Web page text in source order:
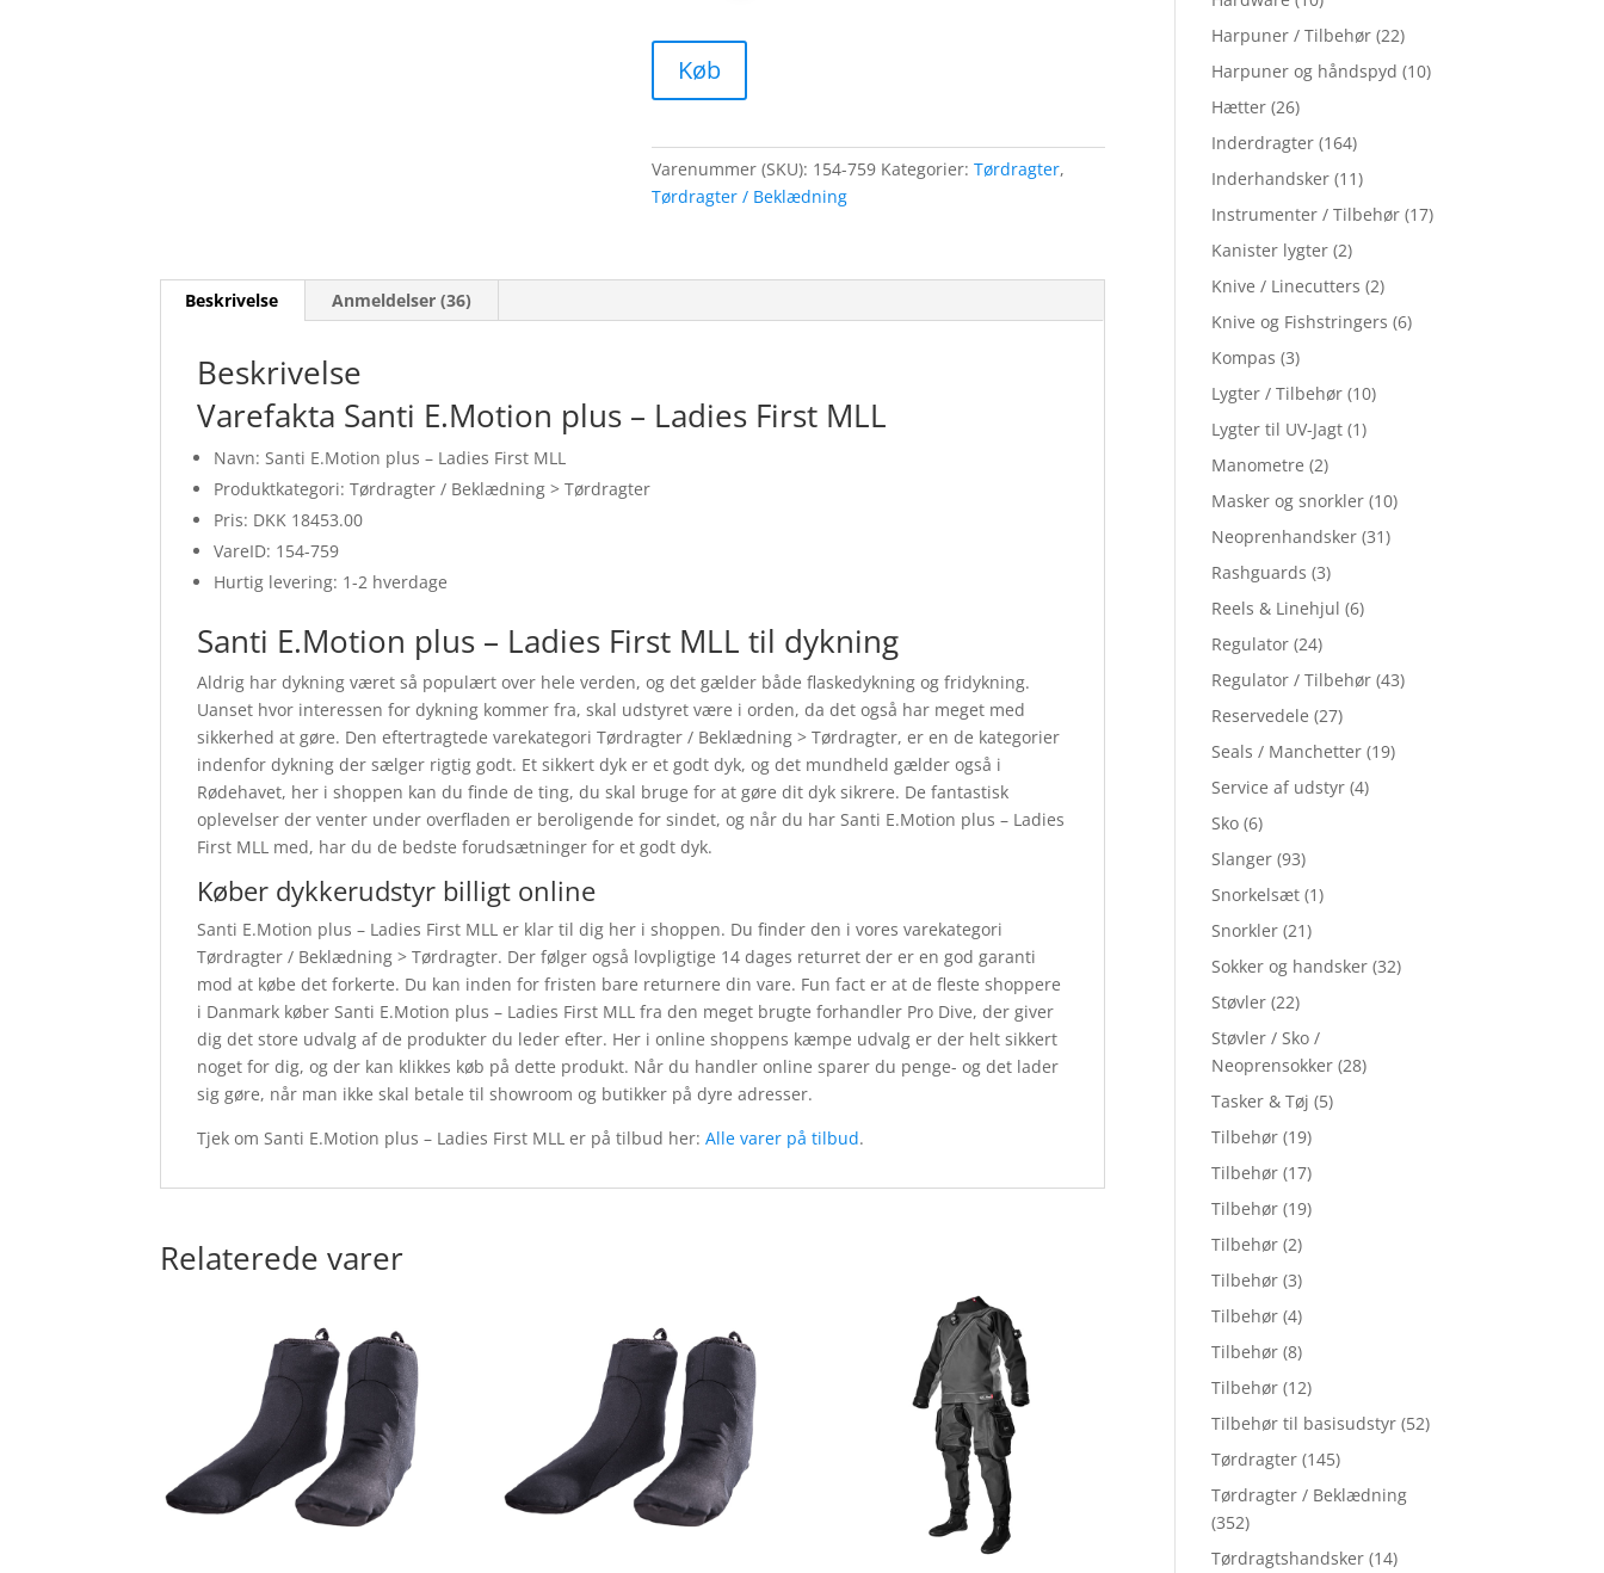
Køb
Varenummer (SKU): 154-759 Kategorier:Tørdragter,
Tørdragter / Beklædning
Beskrivelse Anmeldelser (36)
Beskrivelse
Varefakta Santi E.Motion plus – Ladies First MLL
Navn: Santi E.Motion plus – Ladies First MLL
Produktkategori: Tørdragter / Beklædning > Tørdragter
Pris: DKK 18453.00
VareID: 154-759
Hurtig levering: 1-2 hverdage
Santi E.Motion plus – Ladies First MLL til dykning
Aldrig har dykning været så populært over hele verden, og det gælder både flaskedykning og fridykning.
Uanset hvor interessen for dykning kommer fra, skal udstyret være i orden, da det også har meget med
sikkerhed at gøre. Den eftertragtede varekategori Tørdragter / Beklædning > Tørdragter, er en de kategorier
indenfor dykning der sælger rigtig godt. Et sikkert dyk er et godt dyk, og det mundheld gælder også i
Rødehavet, her i shoppen kan du finde de ting, du skal bruge for at gøre dit dyk sikrere. De fantastisk
oplevelser der venter under overfladen er beroligende for sindet, og når du har Santi E.Motion plus – Ladies
First MLL med, har du de bedste forudsætninger for et godt dyk.
Køber dykkerudstyr billigt online
Santi E.Motion plus – Ladies First MLL er klar til dig her i shoppen. Du finder den i vores varekategori
Tørdragter / Beklædning > Tørdragter. Der følger også lovpligtige 14 dages returret der er en god garanti
mod at købe det forkerte. Du kan inden for fristen bare returnere din vare. Fun fact er at de fleste shoppere
i Danmark køber Santi E.Motion plus – Ladies First MLL fra den meget brugte forhandler Pro Dive, der giver
dig det store udvalg af de produkter du leder efter. Her i online shoppens kæmpe udvalg er der helt sikkert
noget for dig, og der kan klikkes køb på dette produkt. Når du handler online sparer du penge- og det lader
sig gøre, når man ikke skal betale til showroom og butikker på dyre adresser.
Tjek om Santi E.Motion plus – Ladies First MLL er på tilbud her:Alle varer på tilbud.
Relaterede varer
Harpuner / Tilbehør (22)
Harpuner og håndspyd (10)
Hætter (26)
Inderdragter (164)
Inderhandsker (11)
Instrumenter / Tilbehør (17)
Kanister lygter (2)
Knive / Linecutters (2)
Knive og Fishstringers (6)
Kompas (3)
Lygter / Tilbehør (10)
Lygter til UV-Jagt (1)
Manometre (2)
Masker og snorkler (10)
Neoprenhandsker (31)
Rashguards (3)
Reels & Linehjul (6)
Regulator (24)
Regulator / Tilbehør (43)
Reservedele (27)
Seals / Manchetter (19)
Service af udstyr (4)
Sko (6)
Slanger (93)
Snorkelsæt (1)
Snorkler (21)
Sokker og handsker (32)
Støvler (22)
Støvler / Sko /
Neoprensokker (28)
Tasker & Tøj (5)
Tilbehør (19)
Tilbehør (17)
Tilbehør (19)
Tilbehør (2)
Tilbehør (3)
Tilbehør (4)
Tilbehør (8)
Tilbehør (12)
Tilbehør til basisudstyr (52)
Tørdragter (145)
Tørdragter / Beklædning
(352)
Tørdragtshandsker (14)